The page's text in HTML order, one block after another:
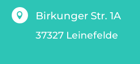
 Birkunger Str. 1A
37327 Leinefelde